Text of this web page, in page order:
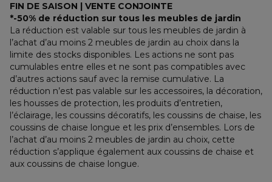
FIN DE SAISON | VENTE CONJOINTE
*-50% de réduction sur tous les meubles de jardin
La réduction est valable sur tous les meubles de jardin à
l’achat d’au moins 2 meubles de jardin au choix dans la
limite des stocks disponibles. Les actions ne sont pas
cumulables entre elles et ne sont pas compatibles avec
d’autres actions sauf avec la remise cumulative. La
réduction n’est pas valable sur les accessoires, la décoration,
les housses de protection, les produits d’entretien,
l’éclairage, les coussins décoratifs, les coussins de chaise, les
coussins de chaise longue et les prix d’ensembles. Lors de
l’achat d’au moins 2 meubles de jardin au choix, cette
réduction s’applique également aux coussins de chaise et
aux coussins de chaise longue.